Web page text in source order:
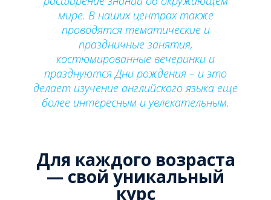
мире. В наших центрах также
проводятся тематические и
праздничные занятия,
костюмированные вечеринки и
празднуются Дни рождения – и это
делает изучение английского языка еще
более интересным и увлекательным.
Для каждого возраста
— свой уникальный
курс